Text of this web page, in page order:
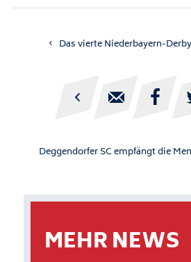
Das vierte Niederbayern-
  
Deggendorfer SC empfängt die
MEHR NEWS